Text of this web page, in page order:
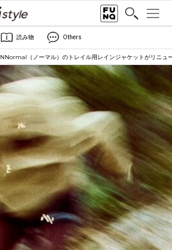
読み物 Others
NNormal（ノーマル）のトレイル用レインジャケットがリニュ